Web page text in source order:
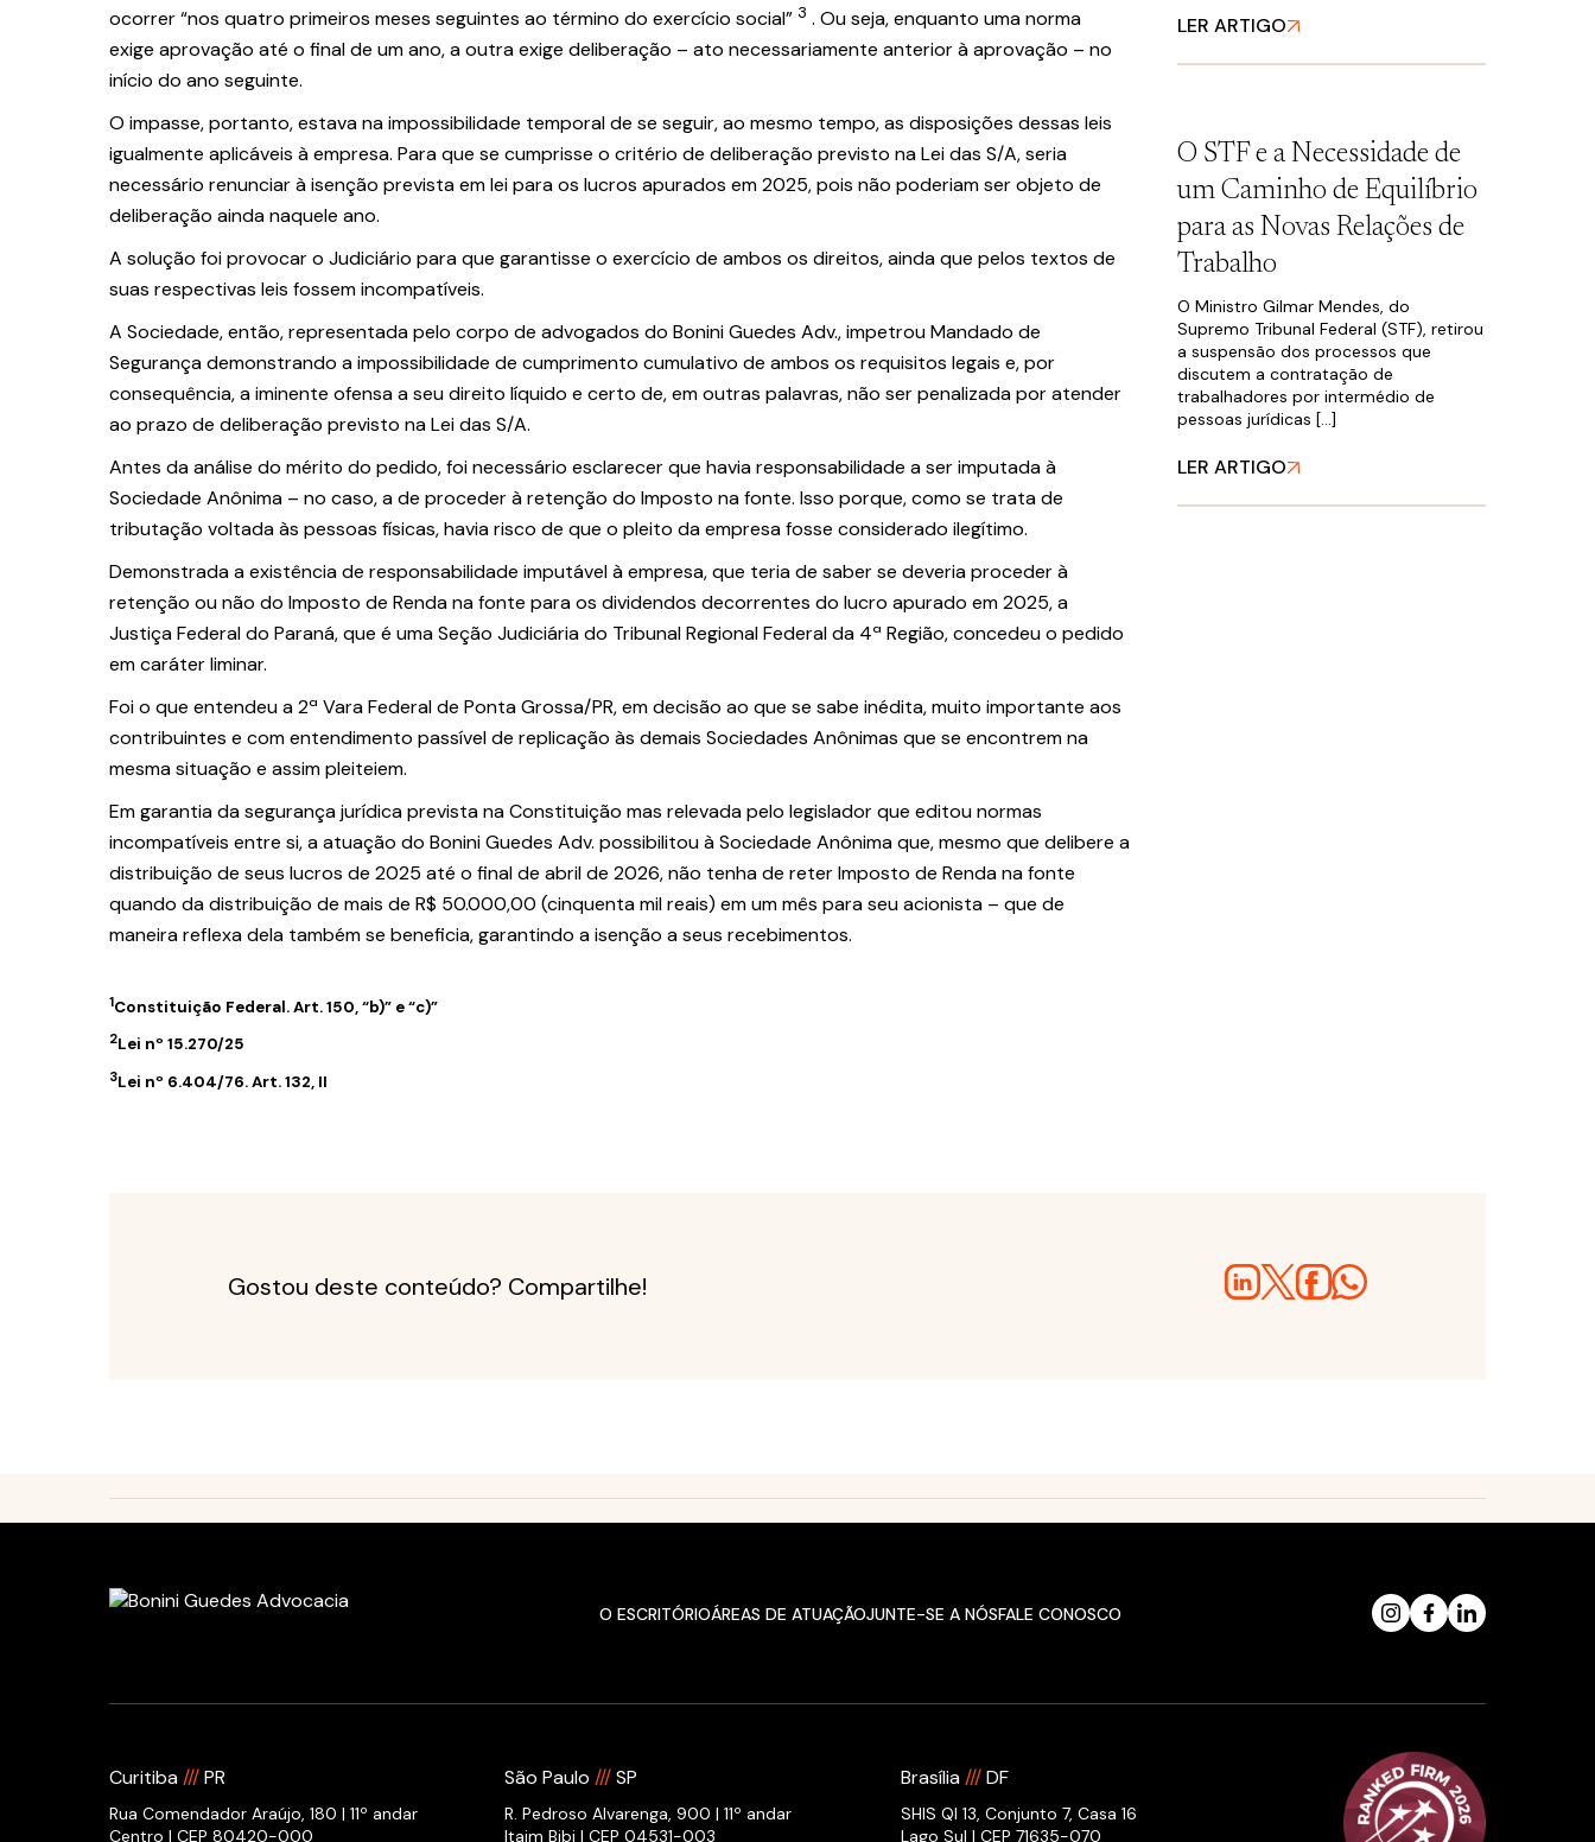
ocorrer “nos quatro primeiros meses seguintes ao término do exercício social” 3 . Ou seja, enquanto uma norma
exige aprovação até o final de um ano, a outra exige deliberação – ato necessariamente anterior à aprovação – no
início do ano seguinte.
O impasse, portanto, estava na impossibilidade temporal de se seguir, ao mesmo tempo, as disposições dessas leis
igualmente aplicáveis à empresa. Para que se cumprisse o critério de deliberação previsto na Lei das S/A, seria
necessário renunciar à isenção prevista em lei para os lucros apurados em 2025, pois não poderiam ser objeto de
deliberação ainda naquele ano.
A solução foi provocar o Judiciário para que garantisse o exercício de ambos os direitos, ainda que pelos textos de
suas respectivas leis fossem incompatíveis.
A Sociedade, então, representada pelo corpo de advogados do Bonini Guedes Adv., impetrou Mandado de
Segurança demonstrando a impossibilidade de cumprimento cumulativo de ambos os requisitos legais e, por
consequência, a iminente ofensa a seu direito líquido e certo de, em outras palavras, não ser penalizada por atender
ao prazo de deliberação previsto na Lei das S/A.
Antes da análise do mérito do pedido, foi necessário esclarecer que havia responsabilidade a ser imputada à
Sociedade Anônima – no caso, a de proceder à retenção do Imposto na fonte. Isso porque, como se trata de
tributação voltada às pessoas físicas, havia risco de que o pleito da empresa fosse considerado ilegítimo.
Demonstrada a existência de responsabilidade imputável à empresa, que teria de saber se deveria proceder à
retenção ou não do Imposto de Renda na fonte para os dividendos decorrentes do lucro apurado em 2025, a
Justiça Federal do Paraná, que é uma Seção Judiciária do Tribunal Regional Federal da 4ª Região, concedeu o pedido
em caráter liminar.
Foi o que entendeu a 2ª Vara Federal de Ponta Grossa/PR, em decisão ao que se sabe inédita, muito importante aos
contribuintes e com entendimento passível de replicação às demais Sociedades Anônimas que se encontrem na
mesma situação e assim pleiteiem.
Em garantia da segurança jurídica prevista na Constituição mas relevada pelo legislador que editou normas
incompatíveis entre si, a atuação do Bonini Guedes Adv. possibilitou à Sociedade Anônima que, mesmo que delibere a
distribuição de seus lucros de 2025 até o final de abril de 2026, não tenha de reter Imposto de Renda na fonte
quando da distribuição de mais de R$ 50.000,00 (cinquenta mil reais) em um mês para seu acionista – que de
maneira reflexa dela também se beneficia, garantindo a isenção a seus recebimentos.
1Constituição Federal. Art. 150, “b)” e “c)”
2Lei nº 15.270/25
3Lei nº 6.404/76. Art. 132, II
LER ARTIGO
O STF e a Necessidade de
um Caminho de Equilíbrio
para as Novas Relações de
Trabalho
O Ministro Gilmar Mendes, do
Supremo Tribunal Federal (STF), retirou
a suspensão dos processos que
discutem a contratação de
trabalhadores por intermédio de
pessoas jurídicas […]
LER ARTIGO
Gostou deste conteúdo? Compartilhe!
O ESCRITÓRIOÁREAS DE ATUAÇÃOJUNTE-SE A NÓSFALE CONOSCO
Curitiba///PR
Rua Comendador Araújo, 180 | 11º andar
Centro | CEP 80420-000
São Paulo///SP
R. Pedroso Alvarenga, 900 | 11º andar
Itaim Bibi | CEP 04531-003
Brasília///DF
SHIS QI 13, Conjunto 7, Casa 16
Lago Sul | CEP 71635-070